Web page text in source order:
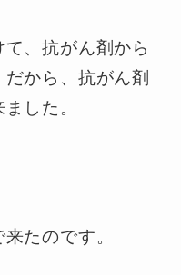
、抗がん剤から
から、抗がん剤
した。
たのです。